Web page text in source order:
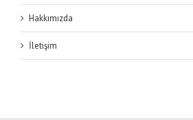
Hakkımızda
İletişim